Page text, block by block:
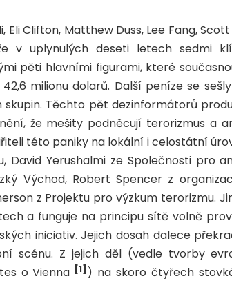
Eli Clifton, Matthew Duss, Lee Fang,
v uplynulých deseti letech sedmi
pěti hlavními figurami, které
milionu dolarů. Další peníze se
skupin. Těchto pět dezinformátorů
že mešity podněcují terorizmus a
této paniky na lokální i celostátní
David Yerushalmi ze Společnosti pro
Východ, Robert Spencer z
z Projektu pro výzkum terorizmu.
a funguje na principu sítě volně
iniciativ. Jejich dosah dalece
scénu. Z jejich děl (vedle tvorby
o Vienna [1] ) na skoro čtyřech